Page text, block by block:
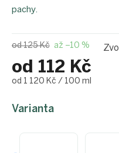
od 125 Kč až –10 %
od 112 Kč
Měrná
od 1 120 Kč / 100 ml
Varianta
pachy.